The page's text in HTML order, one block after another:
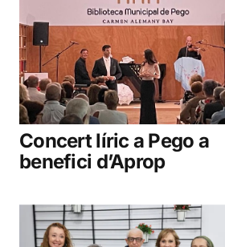
Concert líric a Pego a
benefici d’Aprop